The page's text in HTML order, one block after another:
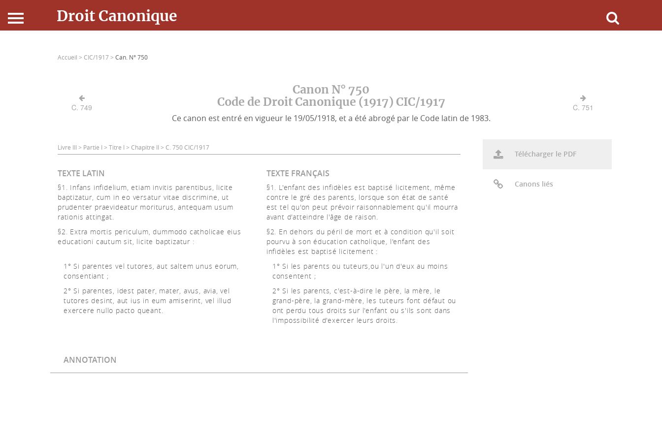
Droit Canonique
Connexion
Accueil > CIC/1917 > Can. N° 750
C. 749
Canon N° 750
Code de Droit Canonique (1917) CIC/1917
Ce canon est entré en vigueur le 19/05/1918, et a été abrogé par le Code latin de 1983.
C. 751
Livre III > Partie I > Titre I > Chapitre II > C. 750 CIC/1917
TEXTE LATIN TEXTE FRANÇAIS
§1. Infans infidelium, etiam invitis parentibus, licite
baptizatur, cum in eo versatur vitae discrimine, ut
prudenter praevideatur moriturus, antequam usum
rationis attingat.
§1. L'enfant des infidèles est baptisé licitement, même
contre le gré des parents, lorsque son état de santé
est tel qu'on peut prévoir raisonnablement qu'il mourra
avant d'atteindre l'âge de raison.
§2. Extra mortis periculum, dummodo catholicae eius
educationi cautum sit, licite baptizatur :
§2. En dehors du péril de mort et à condition qu'il soit
pourvu à son éducation catholique, l'enfant des
infidèles est baptisé licitement :
1° Si parentes vel tutores, aut saltem unus eorum,
consentiant ;
1° Si les parents ou tuteurs,ou l'un d'eux au moins
consentent ;
2° Si parentes, idest pater, mater, avus, avia, vel
tutores desint, aut ius in eum amiserint, vel illud
exercere nullo pacto queant.
2° Si les parents, c'est-à-dire le père, la mère, le
grand-père, la grand-mère, les tuteurs font défaut ou
ont perdu tous droits sur l'enfant ou s'ils sont dans
l'impossibilité d'exercer leurs droits.
ANNOTATION
Télécharger le PDF
Canons liés